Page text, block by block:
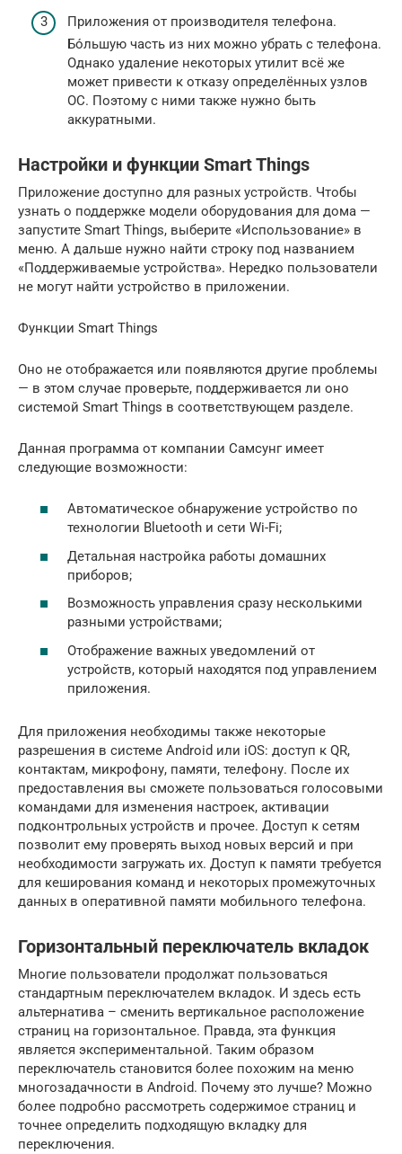
Приложения от производителя телефона.
Бо́льшую часть из них можно убрать с телефона.
Однако удаление некоторых утилит всё же
может привести к отказу определённых узлов
ОС. Поэтому с ними также нужно быть
аккуратными.
Настройки и функции Smart Things
Приложение доступно для разных устройств. Чтобы
узнать о поддержке модели оборудования для дома —
запустите Smart Things, выберите «Использование» в
меню. А дальше нужно найти строку под названием
«Поддерживаемые устройства». Нередко пользователи
не могут найти устройство в приложении.
Функции Smart Things
Оно не отображается или появляются другие проблемы
— в этом случае проверьте, поддерживается ли оно
системой Smart Things в соответствующем разделе.
Данная программа от компании Самсунг имеет
следующие возможности:
Автоматическое обнаружение устройство по
технологии Bluetooth и сети Wi-Fi;
Детальная настройка работы домашних
приборов;
Возможность управления сразу несколькими
разными устройствами;
Отображение важных уведомлений от
устройств, который находятся под управлением
приложения.
Для приложения необходимы также некоторые
разрешения в системе Android или iOS: доступ к QR,
контактам, микрофону, памяти, телефону. После их
предоставления вы сможете пользоваться голосовыми
командами для изменения настроек, активации
подконтрольных устройств и прочее. Доступ к сетям
позволит ему проверять выход новых версий и при
необходимости загружать их. Доступ к памяти требуется
для кеширования команд и некоторых промежуточных
данных в оперативной памяти мобильного телефона.
Горизонтальный переключатель вкладок
Многие пользователи продолжат пользоваться
стандартным переключателем вкладок. И здесь есть
альтернатива – сменить вертикальное расположение
страниц на горизонтальное. Правда, эта функция
является экспериментальной. Таким образом
переключатель становится более похожим на меню
многозадачности в Android. Почему это лучше? Можно
более подробно рассмотреть содержимое страниц и
точнее определить подходящую вкладку для
переключения.